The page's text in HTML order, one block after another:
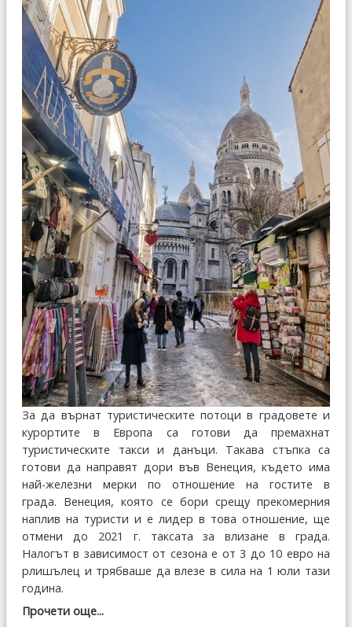
За да върнат туристическите потоци в градовете и
курортите в Европа са готови да премахнат
туристическите такси и данъци. Такава стъпка са
готови да направят дори във Венеция, където има
най-железни мерки по отношение на гостите в
града. Венеция, която се бори срещу прекомерния
наплив на туристи и е лидер в това отношение, ще
отмени до 2021 г. таксата за влизане в града.
Налогът в зависимост от сезона е от 3 до 10 евро на
рлишълец и трябваше да влезе в сила на 1 юли тази
година.
Прочети още...